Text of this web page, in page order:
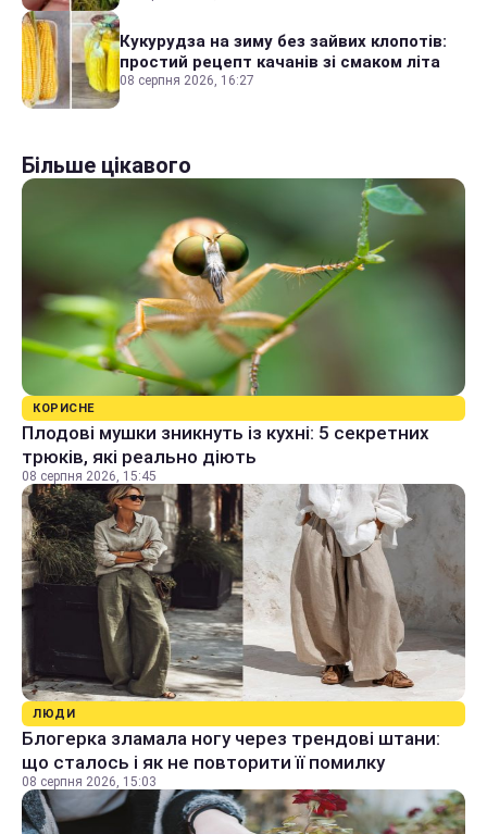
Кукурудза на зиму без зайвих клопотів:
простий рецепт качанів зі смаком літа
08 серпня 2026, 16:27
Більше цікавого
КОРИСНЕ
Плодові мушки зникнуть із кухні: 5 секретних
трюків, які реально діють
08 серпня 2026, 15:45
ЛЮДИ
Блогерка зламала ногу через трендові штани:
що сталось і як не повторити її помилку
08 серпня 2026, 15:03